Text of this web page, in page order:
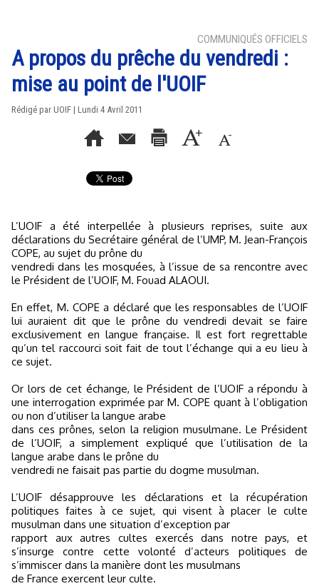
COMMUNIQUÉS OFFICIELS
A propos du prêche du vendredi :
mise au point de l'UOIF
Rédigé par UOIF | Lundi 4 Avril 2011
L’UOIF a été interpellée à plusieurs reprises, suite aux
déclarations du Secrétaire général de l’UMP, M. Jean-François
COPE, au sujet du prône du
vendredi dans les mosquées, à l’issue de sa rencontre avec
le Président de l’UOIF, M. Fouad ALAOUI.
En effet, M. COPE a déclaré que les responsables de l’UOIF
lui auraient dit que le prône du vendredi devait se faire
exclusivement en langue française. Il est fort regrettable
qu’un tel raccourci soit fait de tout l’échange qui a eu lieu à
ce sujet.
Or lors de cet échange, le Président de l’UOIF a répondu à
une interrogation exprimée par M. COPE quant à l’obligation
ou non d’utiliser la langue arabe
dans ces prônes, selon la religion musulmane. Le Président
de l’UOIF, a simplement expliqué que l’utilisation de la
langue arabe dans le prône du
vendredi ne faisait pas partie du dogme musulman.
L’UOIF désapprouve les déclarations et la récupération
politiques faites à ce sujet, qui visent à placer le culte
musulman dans une situation d’exception par
rapport aux autres cultes exercés dans notre pays, et
s’insurge contre cette volonté d’acteurs politiques de
s’immiscer dans la manière dont les musulmans
de France exercent leur culte.